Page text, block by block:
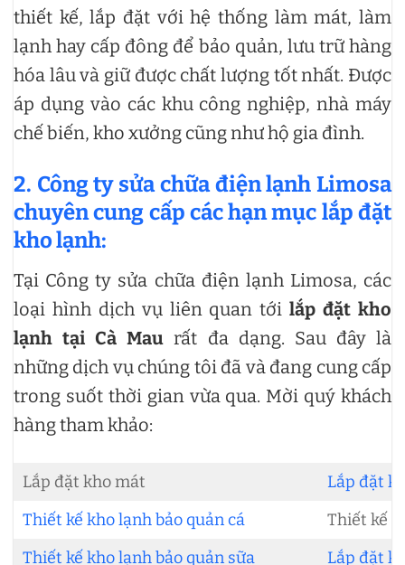
thiết kế, lắp đặt với hệ thống làm mát, làm
lạnh hay cấp đông để bảo quản, lưu trữ hàng
hóa lâu và giữ được chất lượng tốt nhất. Được
áp dụng vào các khu công nghiệp, nhà máy
chế biến, kho xưởng cũng như hộ gia đình.
2. Công ty sửa chữa điện lạnh Limosa
chuyên cung cấp các hạn mục lắp đặt
kho lạnh:
Tại Công ty sửa chữa điện lạnh Limosa, các
loại hình dịch vụ liên quan tớilắp đặt kho
lạnh tại Cà Maurất đa dạng. Sau đây là
những dịch vụ chúng tôi đã và đang cung cấp
trong suốt thời gian vừa qua. Mời quý khách
hàng tham khảo:
Lắp đặt kho mát
Lắp đặt
Thiết kế kho lạnh bảo quản cá
Thiết kế
Thiết kế kho lạnh bảo quản sữa
Lắp đặt